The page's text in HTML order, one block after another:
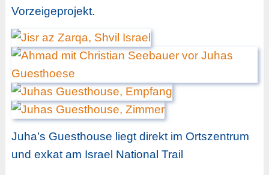
Vorzeigeprojekt.
Juha’s Guesthouse liegt direkt im Ortszentrum
und exkat am Israel National Trail